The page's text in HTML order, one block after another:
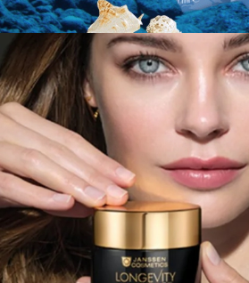
Začiatok Predch.
Sledujte nás